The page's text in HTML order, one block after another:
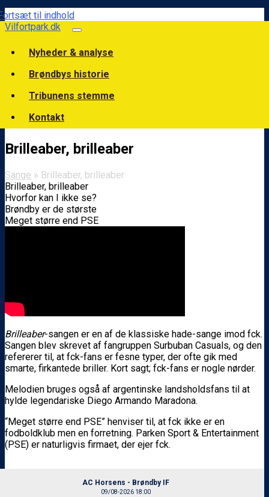
til indhold
Vilfortpark.dk
Nyheder & analyse
Brøndbys historie
Tribunens stemme
Kontakt
Brilleaber, brilleaber
Sange » Brilleaber, brilleaber
Brilleaber, brilleaber
Hvorfor kan I ikke se?
Brøndby er de største
Meget større end PSE
Brilleaber-sangen er en af de klassiske hade-sange imod fck.
Sangen blev skrevet af fangruppen Surbuban Casuals, og den
refererer til, at fck-fans er fesne typer, der ofte gik med
smarte, firkantede briller. Kort sagt; fck-fans er nogle nørder.
Melodien bruges også af argentinske landsholdsfans til at
hylde legendariske Diego Armando Maradona.
“Meget større end PSE” henviser til, at fck ikke er en
fodboldklub men en forretning. Parken Sport & Entertainment
(PSE) er naturligvis firmaet, der ejer fck.
AC Horsens - Brøndby IF
09/08-2026 18:00